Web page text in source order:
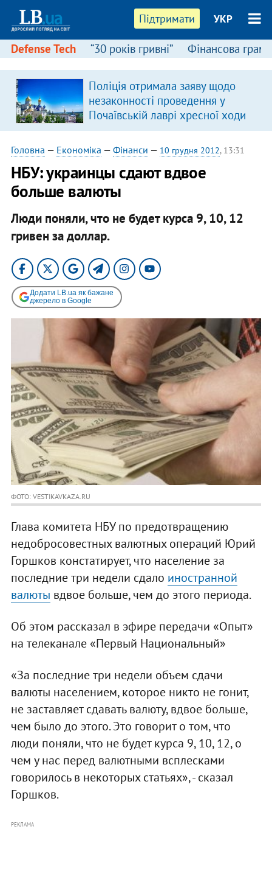
Підтримати УКР
Defense Tech “30 років гривні” Фінансова
Поліція отримала заяву щодо
незаконності проведення у
Почаївській лаврі хресної ходи
Головна — Економіка — Фінанси — 10 грудня 2012, 13:31
НБУ: украинцы сдают вдвое
больше валюты
Люди поняли, что не будет курса 9, 10, 12
гривен за доллар.
Додати LB.ua як бажане
джерело в Google
ФОТО: VESTIKAVKAZA.RU
Глава комитета НБУ по предотвращению
недобросовестных валютных операций Юрий
Горшков констатирует, что население за
последние три недели сдало иностранной
валюты вдвое больше, чем до этого периода.
Об этом рассказал в эфире передачи «Опыт»
на телеканале «Первый Национальный»
«За последние три недели объем сдачи
валюты населением, которое никто не гонит,
не заставляет сдавать валюту, вдвое больше,
чем было до этого. Это говорит о том, что
люди поняли, что не будет курса 9, 10, 12, о
чем у нас перед валютными всплесками
говорилось в некоторых статьях», - сказал
Горшков.
РЕКЛАМА